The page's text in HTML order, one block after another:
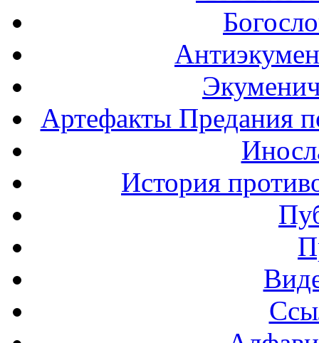
Артефакты Предания
История